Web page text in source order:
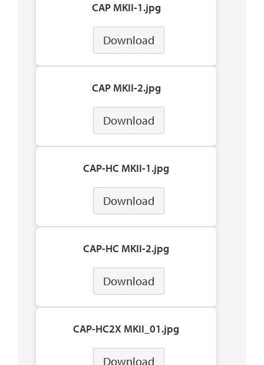
CAP MKII-1.jpg
Download
CAP MKII-2.jpg
Download
CAP-HC MKII-1.jpg
Download
CAP-HC MKII-2.jpg
Download
CAP-HC2X MKII_01.jpg
Download